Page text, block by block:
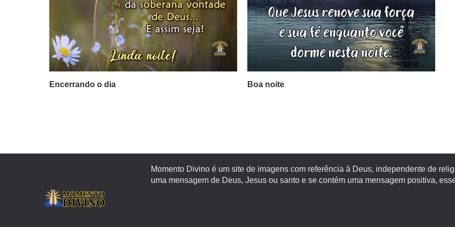
Encerrando o dia Boa noite
Momento Divino é um site de imagens com referência à Deus, independente de
uma mensagem de Deus, Jesus ou santo e se contém uma mensagem positiva,